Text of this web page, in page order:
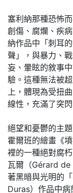
塞利納那種恐怖
創傷、腐爛、疾
納作品中「刺耳
聲」，與暴力、
妄、暈眩的敘事
驗。這種無法被
上，體現為受扭
線性，充滿了突
絕望和憂鬱的主
霍爾班的繪畫《
裡的一種絕對腐
瓦爾（Gérard
著黑暗與光明的
Duras）作品中